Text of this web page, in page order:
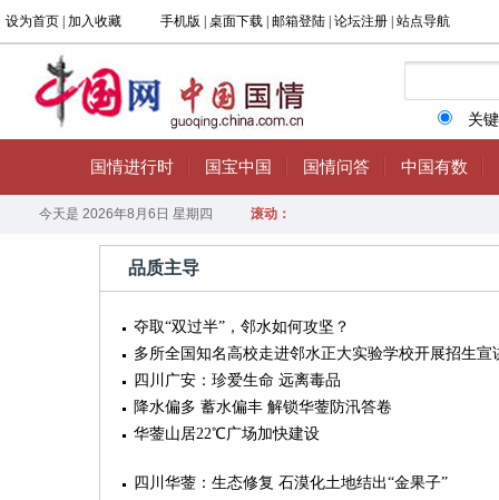
品质主导
夺取“双过半”，邻水如何攻坚？
多所全国知名高校走进邻水正大实验学校开展招生宣
四川广安：珍爱生命 远离毒品
降水偏多 蓄水偏丰 解锁华蓥防汛答卷
华蓥山居22℃广场加快建设
四川华蓥：生态修复 石漠化土地结出“金果子”